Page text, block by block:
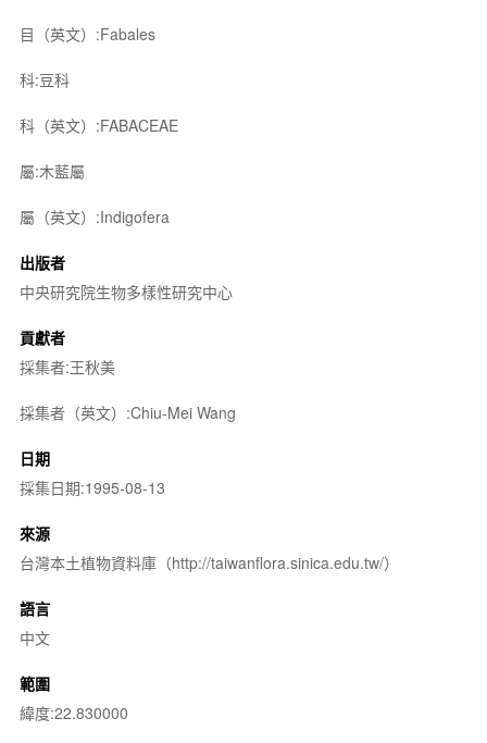
目（英文）:Fabales
科:豆科
科（英文）:FABACEAE
屬:木藍屬
屬（英文）:Indigofera
出版者
中央研究院生物多樣性研究中心
貢獻者
採集者:王秋美
採集者（英文）:Chiu-Mei Wang
日期
採集日期:1995-08-13
來源
台灣本土植物資料庫（http://taiwanflora.sinica.edu.tw/）
語言
中文
範圍
緯度:22.830000